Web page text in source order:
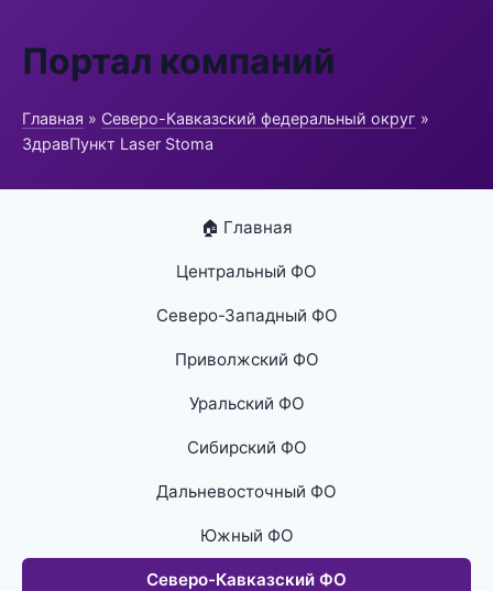
Портал компаний
Главная » Северо-Кавказский федеральный округ »
ЗдравПункт Laser Stoma
🏠 Главная
Центральный ФО
Северо-Западный ФО
Приволжский ФО
Уральский ФО
Сибирский ФО
Дальневосточный ФО
Южный ФО
Северо-Кавказский ФО